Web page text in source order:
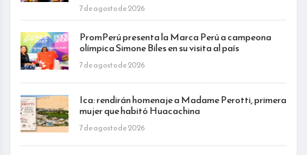
7 de agosto de 2026
PromPerú presenta la Marca Perú a campeona
olímpica Simone Biles en su visita al país
7 de agosto de 2026
Ica: rendirán homenaje a Madame Perotti, primera
mujer que habitó Huacachina
7 de agosto de 2026